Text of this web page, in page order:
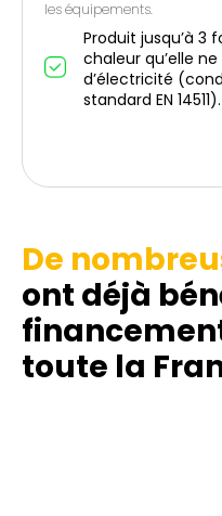
les équipements.
Produit jusqu’à 3
chaleur qu’elle
d’électricité
standard EN 14511).
De
ont déjà
toute la